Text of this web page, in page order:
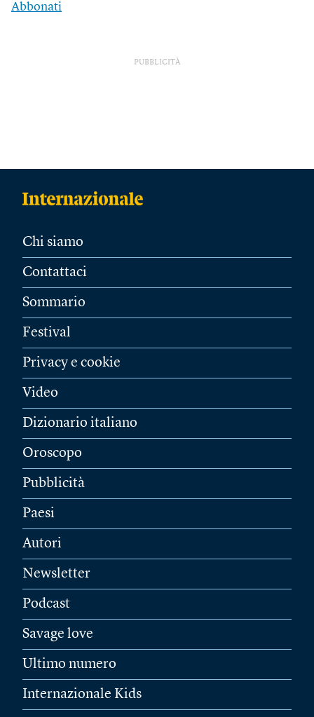
Abbonati
PUBBLICITÀ
Chi siamo
Contattaci
Sommario
Festival
Privacy e cookie
Video
Dizionario italiano
Oroscopo
Pubblicità
Paesi
Autori
Newsletter
Podcast
Savage love
Ultimo numero
Internazionale Kids